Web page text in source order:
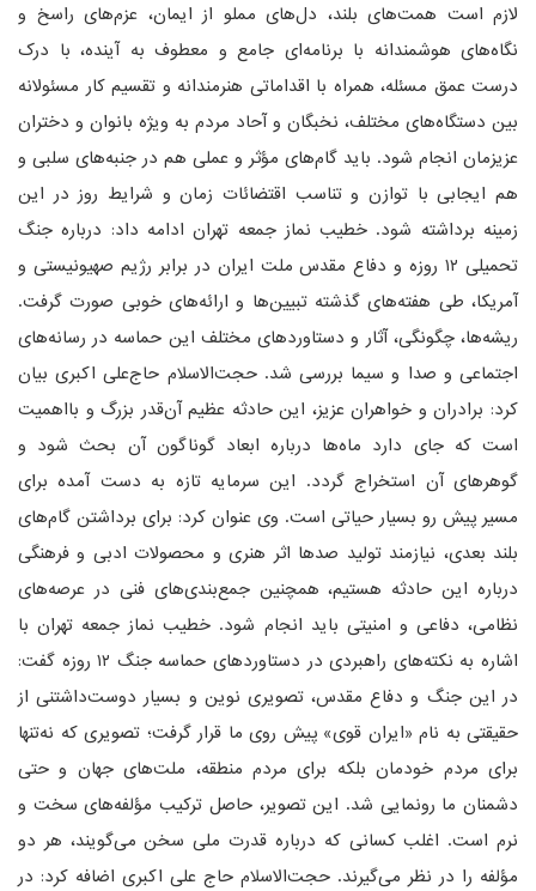
لازم است همت‌های بلند، دل‌های مملو از ایمان، عزم‌های راسخ و
نگاه‌های هوشمندانه با برنامه‌ای جامع و معطوف به آینده، با درک
درست عمق مسئله، همراه با اقداماتی هنرمندانه و تقسیم کار مسئولانه
بین دستگاه‌های مختلف، نخبگان و آحاد مردم به ویژه بانوان و دختران
عزیزمان انجام شود. باید گام‌های مؤثر و عملی هم در جنبه‌های سلبی و
هم ایجابی با توازن و تناسب اقتضائات زمان و شرایط روز در این
زمینه برداشته شود. خطیب نماز جمعه تهران ادامه داد: درباره جنگ
تحمیلی ۱۲ روزه و دفاع مقدس ملت ایران در برابر رژیم صهیونیستی و
آمریکا، طی هفته‌های گذشته تبیین‌ها و ارائه‌های خوبی صورت گرفت.
ریشه‌ها، چگونگی، آثار و دستاوردهای مختلف این حماسه در رسانه‌های
اجتماعی و صدا و سیما بررسی شد. حجت‌الاسلام حاج‌علی اکبری بیان
کرد: برادران و خواهران عزیز، این حادثه عظیم آن‌قدر بزرگ و بااهمیت
است که جای دارد ماه‌ها درباره ابعاد گوناگون آن بحث شود و
گوهرهای آن استخراج گردد. این سرمایه تازه به دست آمده برای
مسیر پیش رو بسیار حیاتی است. وی عنوان کرد: برای برداشتن گام‌های
بلند بعدی، نیازمند تولید صدها اثر هنری و محصولات ادبی و فرهنگی
درباره این حادثه هستیم، همچنین جمع‌بندی‌های فنی در عرصه‌های
نظامی، دفاعی و امنیتی باید انجام شود. خطیب نماز جمعه تهران با
اشاره به نکته‌های راهبردی در دستاوردهای حماسه جنگ ۱۲ روزه گفت:
در این جنگ و دفاع مقدس، تصویری نوین و بسیار دوست‌داشتنی از
حقیقتی به نام «ایران قوی» پیش روی ما قرار گرفت؛ تصویری که نه‌تنها
برای مردم خودمان بلکه برای مردم منطقه، ملت‌های جهان و حتی
دشمنان ما رونمایی شد. این تصویر، حاصل ترکیب مؤلفه‌های سخت و
نرم است. اغلب کسانی که درباره قدرت ملی سخن می‌گویند، هر دو
مؤلفه را در نظر می‌گیرند. حجت‌الاسلام حاج علی اکبری اضافه کرد: در